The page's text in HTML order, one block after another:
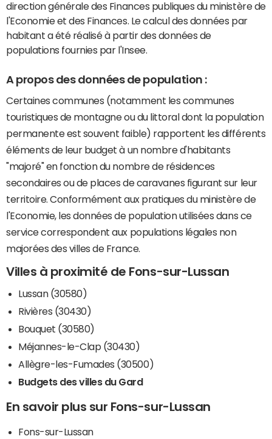
direction générale des Finances publiques du ministère de
l'Economie et des Finances. Le calcul des données par
habitant a été réalisé à partir des données de
populations fournies par l'Insee.
A propos des données de population :
Certaines communes (notamment les communes
touristiques de montagne ou du littoral dont la population
permanente est souvent faible) rapportent les différents
éléments de leur budget à un nombre d'habitants
"majoré" en fonction du nombre de résidences
secondaires ou de places de caravanes figurant sur leur
territoire. Conformément aux pratiques du ministère de
l'Economie, les données de population utilisées dans ce
service correspondent aux populations légales non
majorées des villes de France.
Villes à proximité de Fons-sur-Lussan
Lussan (30580)
Rivières (30430)
Bouquet (30580)
Méjannes-le-Clap (30430)
Allègre-les-Fumades (30500)
Budgets des villes du Gard
En savoir plus sur Fons-sur-Lussan
Fons-sur-Lussan